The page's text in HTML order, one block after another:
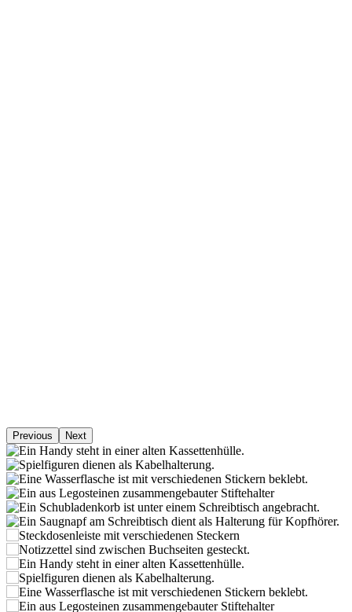
Previous Next